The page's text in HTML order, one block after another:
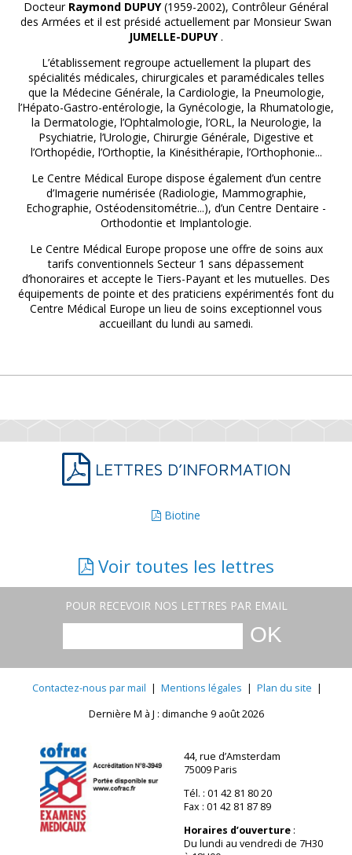
Docteur Raymond DUPUY(1959-2002), Contrôleur Général
des Armées et il est présidé actuellement par Monsieur Swan
JUMELLE-DUPUY .
L’établissement regroupe actuellement la plupart des
spécialités médicales, chirurgicales et paramédicales telles
que la Médecine Générale, la Cardiologie, la Pneumologie,
l’Hépato-Gastro-entérologie, la Gynécologie, la Rhumatologie,
la Dermatologie, l’Ophtalmologie, l’ORL, la Neurologie, la
Psychiatrie, l’Urologie, Chirurgie Générale, Digestive et
l’Orthopédie, l’Orthoptie, la Kinésithérapie, l’Orthophonie...
Le Centre Médical Europe dispose également d’un centre
d’Imagerie numérisée (Radiologie, Mammographie,
Echographie, Ostéodensitométrie...), d’un Centre Dentaire -
Orthodontie et Implantologie.
Le Centre Médical Europe propose une offre de soins aux
tarifs conventionnels Secteur 1 sans dépassement
d’honoraires et accepte le Tiers-Payant et les mutuelles. Des
équipements de pointe et des praticiens expérimentés font du
Centre Médical Europe un lieu de soins exceptionnel vous
accueillant du lundi au samedi.
LETTRES D’INFORMATION
Biotine
Voir toutes les lettres
POUR RECEVOIR NOS LETTRES PAR EMAIL
Contactez-nous par mail | Mentions légales | Plan du site |
Dernière M à J : dimanche 9 août 2026
44, rue d’Amsterdam
75009 Paris
Tél. : 01 42 81 80 20
Fax : 01 42 81 87 89
Horaires d’ouverture:
Du lundi au vendredi de 7H30